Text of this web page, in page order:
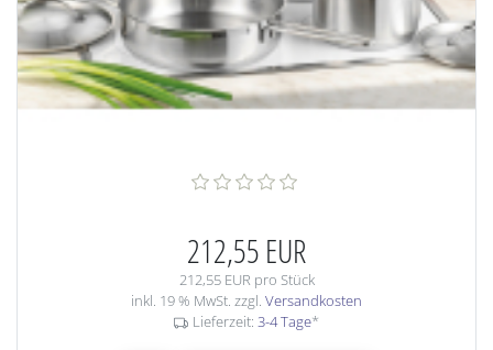
212,55 EUR
212,55 EUR pro Stück
inkl. 19 % MwSt. zzgl. Versandkosten
Lieferzeit: 3-4 Tage*